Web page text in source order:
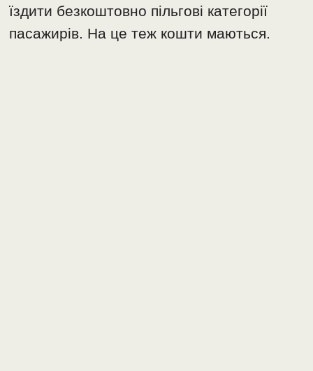
їздити безкоштовно пільгові категорії
пасажирів. На це теж кошти маються.